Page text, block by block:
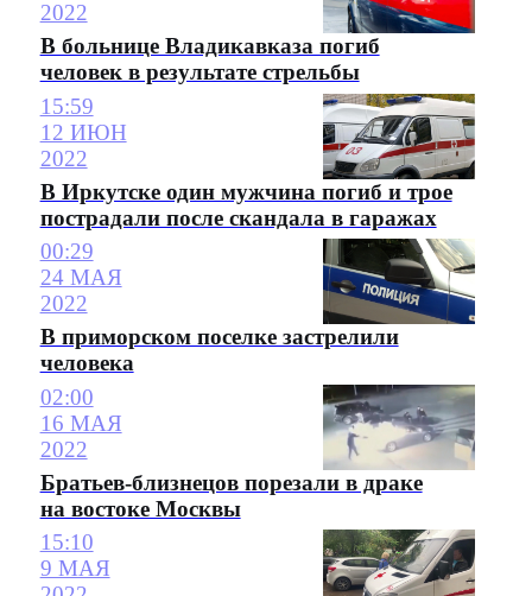
2022
В больнице Владикавказа погиб
человек в результате стрельбы
15:59
12 ИЮН
2022
В Иркутске один мужчина погиб и трое
пострадали после скандала в гаражах
00:29
24 МАЯ
2022
В приморском поселке застрелили
человека
02:00
16 МАЯ
2022
Братьев-близнецов порезали в драке
на востоке Москвы
15:10
9 МАЯ